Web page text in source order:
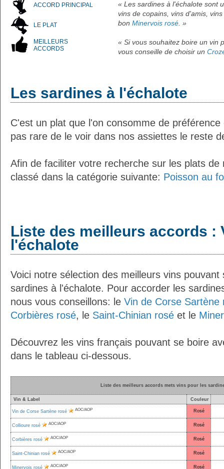
ACCORD PRINCIPAL
LE PLAT
MEILLEURS
ACCORDS
« Les sardines à l'échalote sont
vins de copains, vins d'amis,
bon Minervois rosé. »
« Si vous souhaitez boire un vin
vous conseille de choisir un
Les sardines à l'échalote
C'est un plat que l'on consomme de
pas rare de le voir dans nos assiettes le reste
Afin de faciliter votre recherche sur les plats
classé dans la catégorie suivante: Poisson au
Liste des meilleurs accords :
l'échalote
Voici notre sélection des meilleurs vins
sardines à l'échalote. Pour accorder les
nous vous conseillons: le Vin de Corse Sartène
Corbières rosé, le Saint-Chinian rosé et le
Découvrez les vins français pouvant se boire
dans le tableau ci-dessous.
Liste des meilleurs accords mets vins pour les
Vin & Label Couleur
Vin de Corse Sartène rosé AOC/AOP Rosé
Collioure rosé AOC/AOP Rosé
Corbières rosé AOC/AOP Rosé
Saint-Chinian rosé AOC/AOP Rosé
Minervois rosé AOC/AOP Rosé